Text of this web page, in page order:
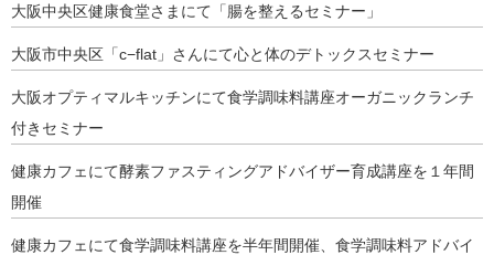
大阪中央区健康食堂さまにて「腸を整えるセミナー」
大阪市中央区「c−flat」さんにて心と体のデトックスセミナー
大阪オプティマルキッチンにて食学調味料講座オーガニックランチ
付きセミナー
健康カフェにて酵素ファスティングアドバイザー育成講座を１年間
開催
健康カフェにて食学調味料講座を半年間開催、食学調味料アドバイ